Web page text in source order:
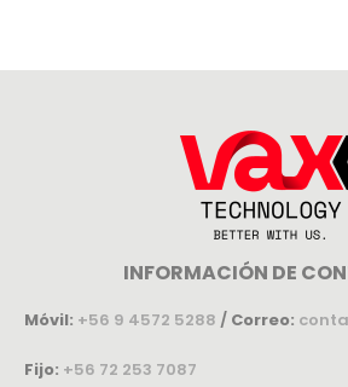
INFORMACIÓN DE
Móvil: +56 9 4572 5288 / Correo:
Fijo: +56 72 253 7087